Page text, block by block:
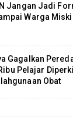
Jangan Jadi
Warga
Gagalkan
Pelajar
Obat